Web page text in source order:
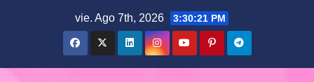
vie. Ago 7th, 2026 3:30:22 PM